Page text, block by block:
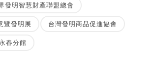
發明智慧財產聯盟總會
暨發明展 台灣發明商品促進協會
春分館